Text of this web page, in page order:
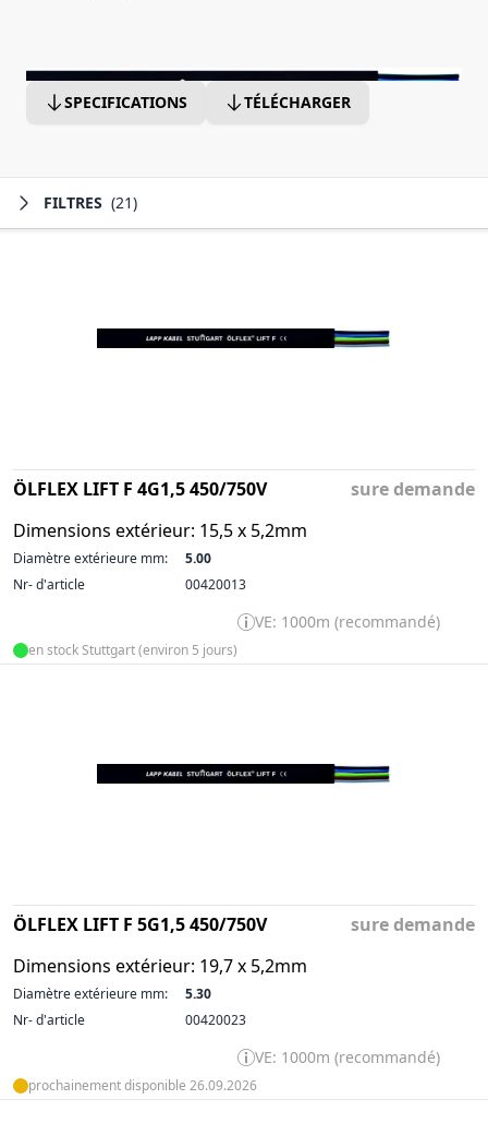
SPECIFICATIONS TÉLÉCHARGER
FILTRES (21)
ÖLFLEX LIFT F 4G1,5 450/750V
Dimensions extérieur: 15,5 x 5,2mm
sure demande
Diamètre extérieure mm:
5.00
Nr- d'article
00420013
VE: 1000m (recommandé)
en stock Stuttgart (environ 5 jours)
ÖLFLEX LIFT F 5G1,5 450/750V
Dimensions extérieur: 19,7 x 5,2mm
sure demande
Diamètre extérieure mm:
5.30
Nr- d'article
00420023
VE: 1000m (recommandé)
prochainement disponible 26.09.2026